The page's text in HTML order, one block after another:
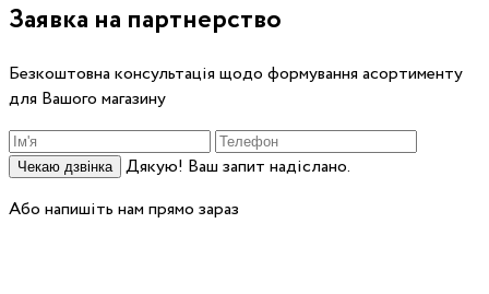
Заявка на партнерство
Безкоштовна консультація щодо формування асортименту
для Вашого магазину
Чекаю дзвінка
Дякую! Ваш запит надіслано.
Або напишіть нам прямо зараз